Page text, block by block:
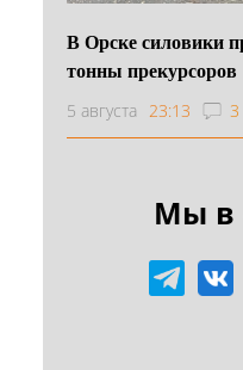
В Орске силовики
тонны прекурсоров
5 августа 23:13 3
Мы в